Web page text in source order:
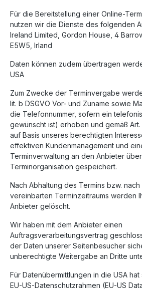
Für die Bereitstellung einer Online-
nutzen wir die Dienste des folgenden
Ireland Limited, Gordon House, 4
E5W5, Irland
Daten können zudem übertragen
USA
Zum Zwecke der Terminvergabe
lit. b DSGVO Vor- und Zuname sowie
die Telefonnummer, sofern ein
gewünscht ist) erhoben und gemäß Art.
auf Basis unseres berechtigten
effektiven Kundenmanagement und
Terminverwaltung an den Anbieter
Terminorganisation gespeichert.
Nach Abhaltung des Termins bzw.
vereinbarten Terminzeitraums werden
Anbieter gelöscht.
Wir haben mit dem Anbieter einen
Auftragsverarbeitungsvertrag
der Daten unserer Seitenbesucher
unberechtigte Weitergabe an Dritte
Für Datenübermittlungen in die USA
EU-US-Datenschutzrahmen (EU-US